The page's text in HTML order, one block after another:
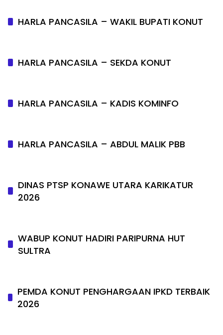
HARLA PANCASILA – WAKIL BUPATI KONUT
HARLA PANCASILA – SEKDA KONUT
HARLA PANCASILA – KADIS KOMINFO
HARLA PANCASILA – ABDUL MALIK PBB
DINAS PTSP KONAWE UTARA KARIKATUR
2026
WABUP KONUT HADIRI PARIPURNA HUT
SULTRA
PEMDA KONUT PENGHARGAAN IPKD TERBAIK
2026